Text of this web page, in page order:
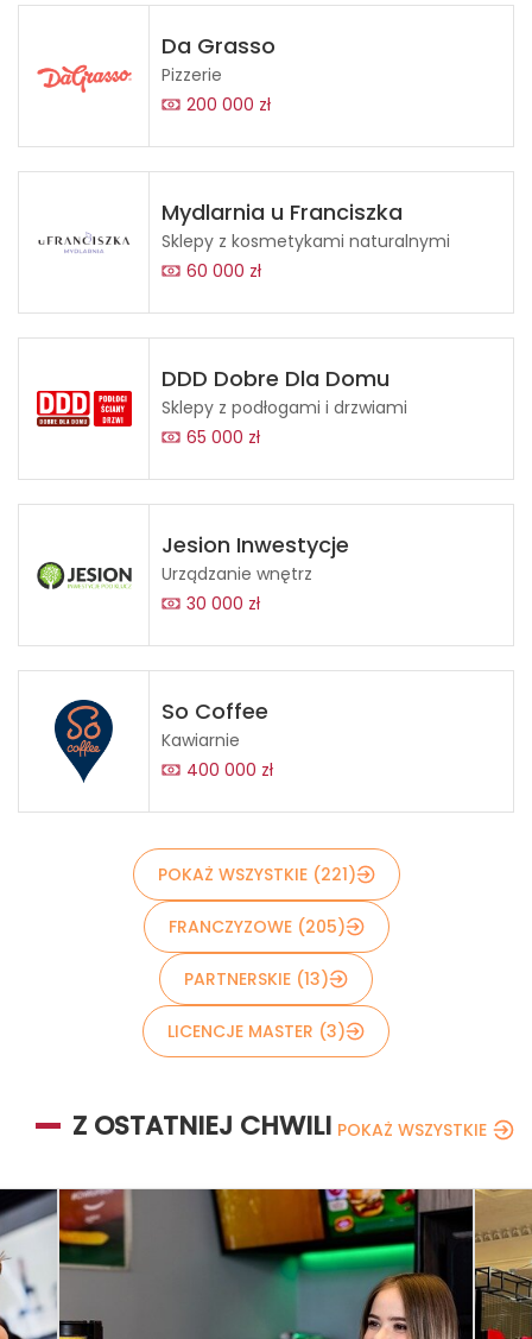
Da Grasso
Pizzerie
200 000 zł
Mydlarnia u Franciszka
Sklepy z kosmetykami naturalnymi
60 000 zł
DDD Dobre Dla Domu
Sklepy z podłogami i drzwiami
65 000 zł
Jesion Inwestycje
Urządzanie wnętrz
30 000 zł
So Coffee
Kawiarnie
400 000 zł
POKAŻ WSZYSTKIE (221)
FRANCZYZOWE (205)
PARTNERSKIE (13)
LICENCJE MASTER (3)
Z OSTATNIEJ CHWILI POKAŻ WSZYSTKIE